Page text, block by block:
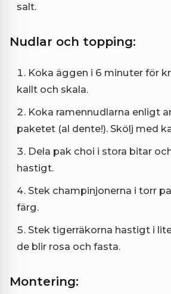
salt.
Nudlar och topping:
Koka äggen i 6 minuter för
kallt och skala.
Koka ramennudlarna enligt
paketet (al dente!). Skölj med
Dela pak choi i stora bitar
hastigt.
Stek champinjonerna i torr
färg.
Stek tigerräkorna hastigt i
de blir rosa och fasta.
Montering: